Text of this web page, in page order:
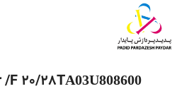
/F 20/28TA03U808600